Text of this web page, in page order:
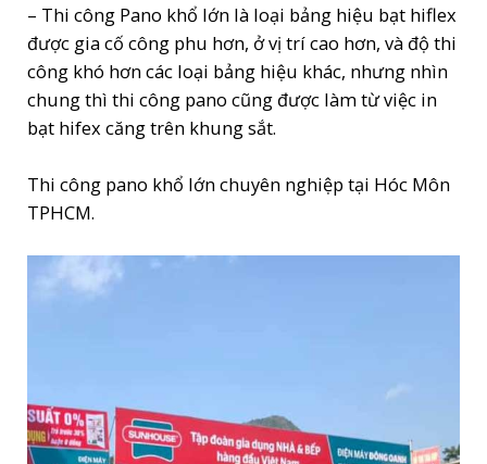
– Thi công Pano khổ lớn là loại bảng hiệu bạt hiflex
được gia cố công phu hơn, ở vị trí cao hơn, và độ thi
công khó hơn các loại bảng hiệu khác, nhưng nhìn
chung thì thi công pano cũng được làm từ việc in
bạt hifex căng trên khung sắt.
Thi công pano khổ lớn chuyên nghiệp tại Hóc Môn
TPHCM.